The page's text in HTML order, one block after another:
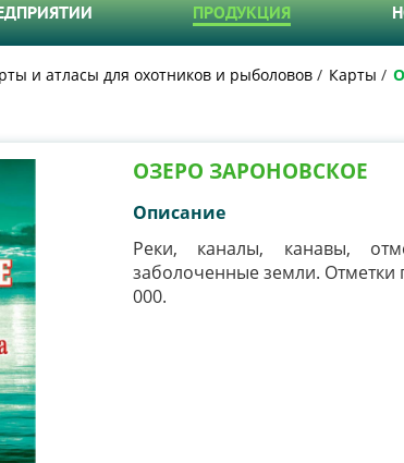
ПРОДУКЦИЯ
и атласы для охотников и рыболовов Карты
ОЗЕРО ЗАРОНОВСКОЕ
Описание
Реки, каналы, канавы,
заболоченные земли. Отметки
000.